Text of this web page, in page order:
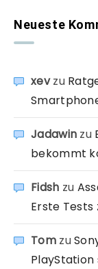
Neueste
xevzu
Jadawin zu
bekommt
Fidsh zu
Erste Tests
Tomzu